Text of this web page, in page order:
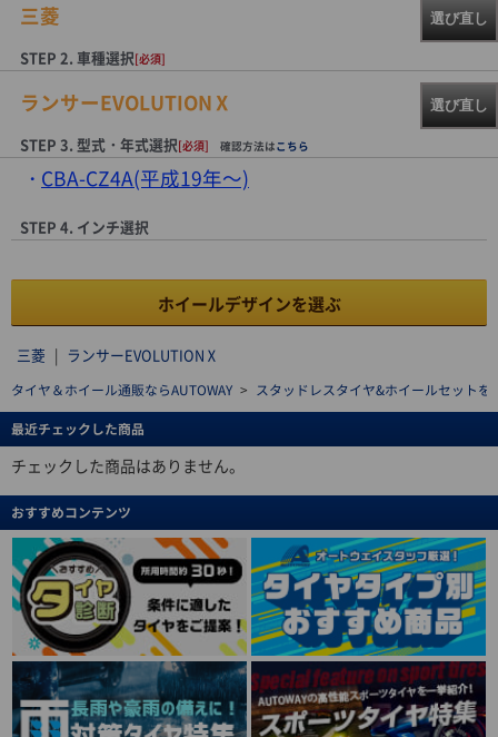
三菱 選び直し
STEP 2. 車種選択[必須]
ランサーEVOLUTIONⅩ 選び直し
STEP 3. 型式・年式選択[必須] 確認方法はこちら
CBA-CZ4A(平成19年～)
STEP 4. インチ選択
ホイールデザインを選ぶ
三菱 | ランサーEVOLUTIONⅩ
タイヤ＆ホイール通販ならAUTOWAY > スタッドレスタイヤ&ホイールセット
最近チェックした商品
チェックした商品はありません。
おすすめコンテンツ